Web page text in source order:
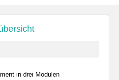
in drei Modulen